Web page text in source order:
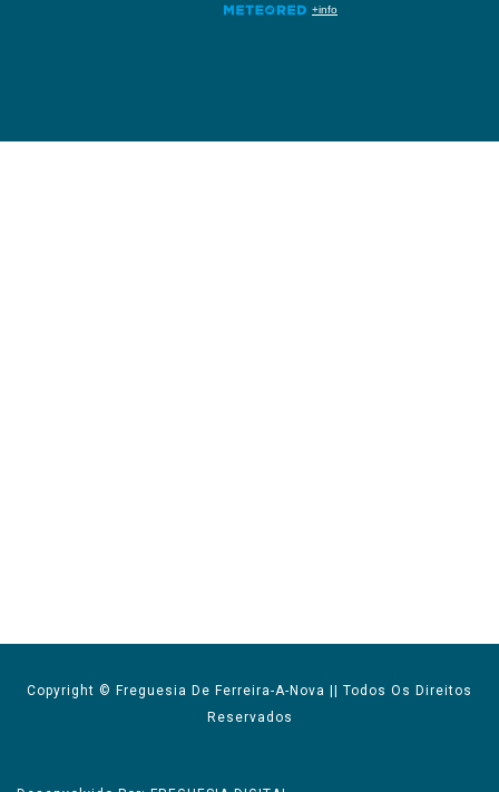
Copyright © Freguesia De Ferreira-A-Nova || Todos Os Direitos
Reservados